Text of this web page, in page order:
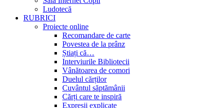
Ludotecă
RUBRICI
Proiecte online
Recomandare de carte
Povestea de la prânz
Știați că…
Interviurile Bibliotecii
Vânătoarea de comori
Duelul cărților
Cuvântul săptămânii
Cărți care te inspiră
Expresii explicate